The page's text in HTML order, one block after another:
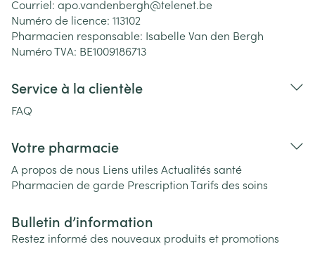
Courriel: apo.vandenbergh@telenet.be
Numéro de licence: 113102
Pharmacien responsable: Isabelle Van den Bergh
Numéro TVA: BE1009186713
Service à la clientèle
FAQ
Votre pharmacie
A propos de nous Liens utiles Actualités santé
Pharmacien de garde PrescriptionTarifs des soins
Bulletin d’information
Restez informé des nouveaux produits et promotions